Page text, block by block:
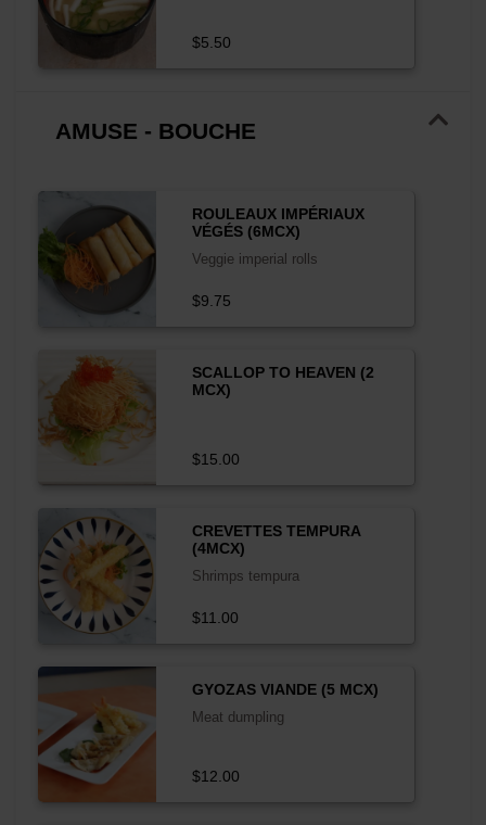
$5.50
AMUSE - BOUCHE
ROULEAUX IMPÉRIAUX
VÉGÉS (6MCX)
Veggie imperial rolls
$9.75
SCALLOP TO HEAVEN (2
MCX)
$15.00
CREVETTES TEMPURA
(4MCX)
Shrimps tempura
$11.00
GYOZAS VIANDE (5 MCX)
Meat dumpling
$12.00